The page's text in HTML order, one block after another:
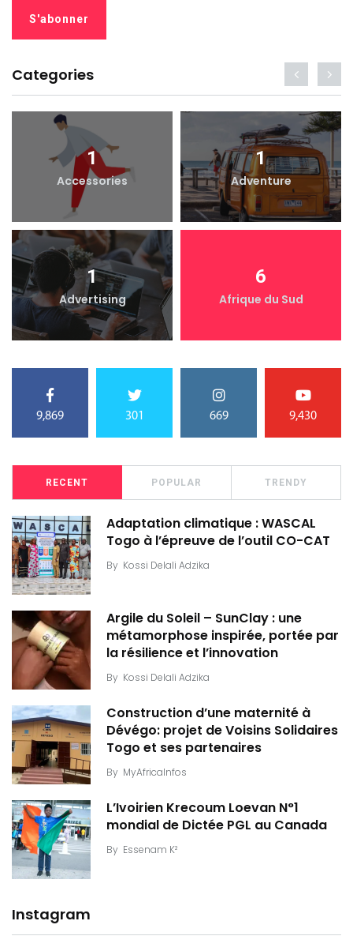
Categories
1
Accessories
1
Adventure
1
Advertising
6
Afrique du Sud
9,869 301 669 9,430
RECENT POPULAR TRENDY
Adaptation climatique : WASCAL
Togo à l’épreuve de l’outil CO-CAT
By Kossi Delali Adzika
Argile du Soleil – SunClay : une
métamorphose inspirée, portée par
la résilience et l’innovation
By Kossi Delali Adzika
Construction d’une maternité à
Dévégo: projet de Voisins Solidaires
Togo et ses partenaires
By MyAfricaInfos
L’Ivoirien Krecoum Loevan N°1
mondial de Dictée PGL au Canada
By Essenam K²
Instagram